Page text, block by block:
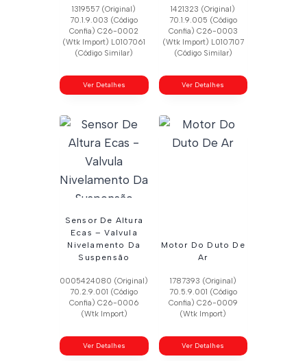
1319557 (Original)
70.1.9.003 (Código
Confia) C26-0002
(Wtk Import) L0107061
(Código Similar)
Ver Detalhes
1421323 (Original)
70.1.9.005 (Código
Confia) C26-0003
(Wtk Import) L0107107
(Código Similar)
Ver Detalhes
Sensor De Altura
Ecas – Valvula
Nivelamento Da
Suspensão
0005424080 (Original)
70.2.9.001 (Código
Confia) C26-0006
(Wtk Import)
Ver Detalhes
Motor Do Duto De
Ar
1787393 (Original)
70.5.9.001 (Código
Confia) C26-0009
(Wtk Import)
Ver Detalhes